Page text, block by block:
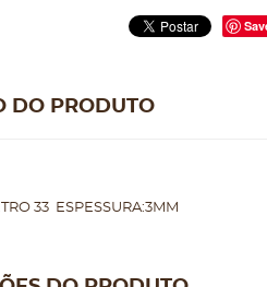
DO PRODUTO
33 ESPESSURA:3MM